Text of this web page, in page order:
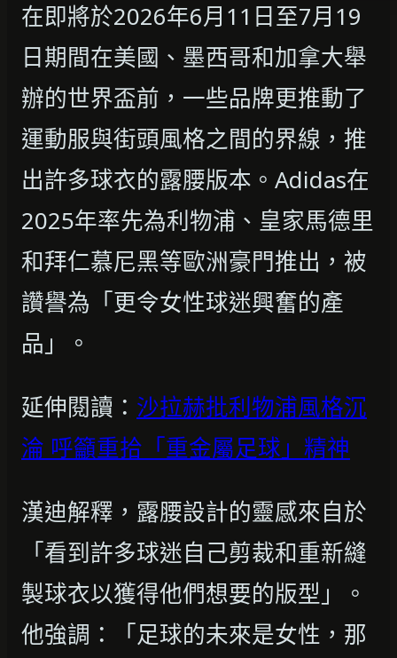
在即將於2026年6月11日至7月19
日期間在美國、墨西哥和加拿大舉
辦的世界盃前，一些品牌更推動了
運動服與街頭風格之間的界線，推
出許多球衣的露腰版本。Adidas在
2025年率先為利物浦、皇家馬德里
和拜仁慕尼黑等歐洲豪門推出，被
讚譽為「更令女性球迷興奮的產
品」。
延伸閱讀： 沙拉赫批利物浦風格沉
淪 呼籲重拾「重金屬足球」精神
漢迪解釋，露腰設計的靈感來自於
「看到許多球迷自己剪裁和重新縫
製球衣以獲得他們想要的版型」。
他強調：「足球的未來是女性，那